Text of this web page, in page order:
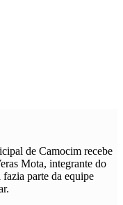
de Camocim recebe
Mota, integrante do
parte da equipe